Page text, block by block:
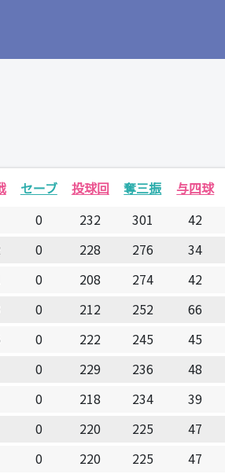
セーブ 投球回 奪三振 与四球
0 232 301 42
0 228 276 34
0 208 274 42
0 212 252 66
0 222 245 45
0 229 236 48
0 218 234 39
0 220 225 47
0 220 225 47